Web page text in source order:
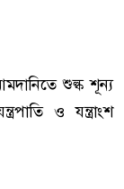
শুল্ক শূন্য
ও যন্ত্রাংশ